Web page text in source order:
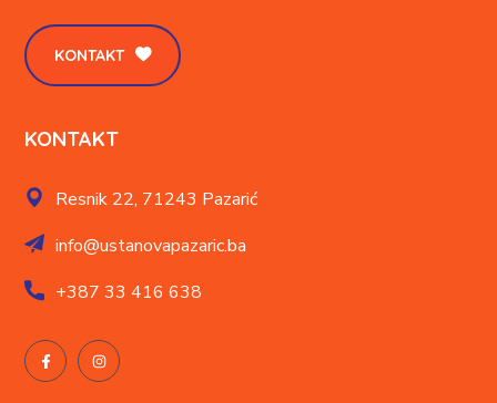
KONTAKT
KONTAKT
Resnik 22, 71243 Pazarić
info@ustanovapazaric.ba
+38733 416 638